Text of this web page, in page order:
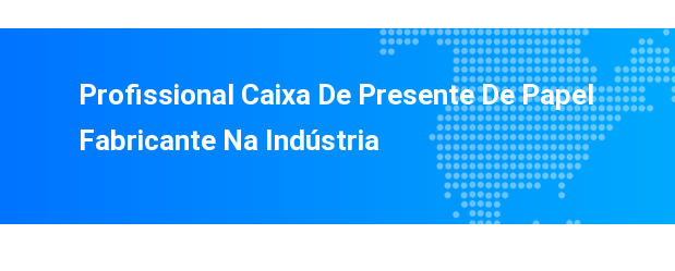
Caixa Magnética 6 Macarrão Rosa Luxo Macarrão Embalagem Floral Design
Caixa de macarrão quadrada para 6 embalagens magnéticas de macarrão de luxo
Caixas de papel impressas com fecho magnético Caixas magnéticas para presentes
Caixas de papel impressas CMYK Caixas de presente magnéticas brilhantes Premium
Caixas de papel impresso ecológico Caixa Kraft branca com laminação brilhante
Profissional Caixa De Presente De Papel
Fabricante Na Indústria